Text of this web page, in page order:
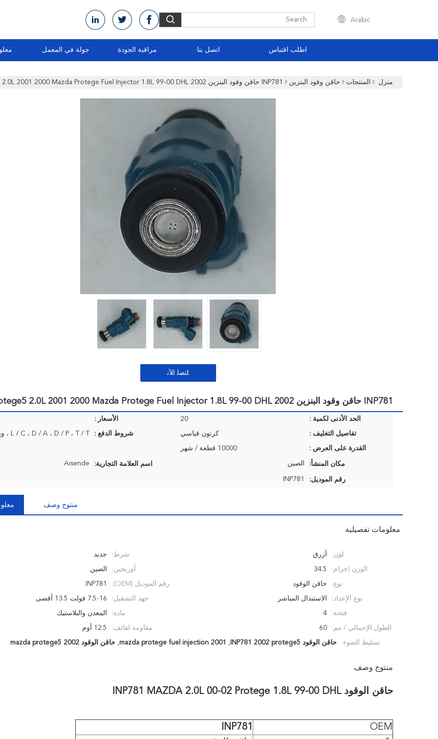
Arabic
جولة في المعمل مراقبة الجودة اتصل بنا اطلب اقتباس
منزل المنتجات حاقن وقود البنزين INP781 حاقن وقود البنزين 2002 Protege5 2.0L 2001 2000 Mazda Protege Fuel Injector 1.8L 99-00 DHL
ﺎﺘﺼﻟ ﺍﻶﻧ
INP781 حاقن وقود البنزين 2002 Protege5 2.0L 2001 2000 Mazda Protege Fuel Injector 1.8L 99-00 DHL
الحد الأدنى لكمية : 20 الأسعار :
تفاصيل التغليف : كرتون قياسي شروط الدفع :
القدرة على العرض : 10000 قطعة / شهر
مكان المنشأ: الصين اسم العلامة التجارية: Aisende
رقم الموديل: INP781
منتوج وصف
معلومات تفصيلية
لون: أزرق شرط: جديد
الوزن (جرام: 34.5 أوريجين: الصين
نوع: حاقن الوقود رقم الموديل (OEM): INP781
نوع الإعداد: الاستبدال المباشر جهد التشغيل: 7.5-16 فولت 13.5 أقصى
فتحة: 4 مادة: المعدن والبلاستيك
الطول الإجمالي / مم: 60 مقاومة لفائف: 12.5 أوم
تسليط الضوء: حاقن الوقود INP781 2002 protege5 ,
2001 mazda protege fuel injection
, حاقن الوقود 2002 mazda protege5
منتوج وصف
حاقن الوقود INP781 MAZDA 2.0L 00-02 Protege 1.8L 99-00 DHL
OEM
INP781